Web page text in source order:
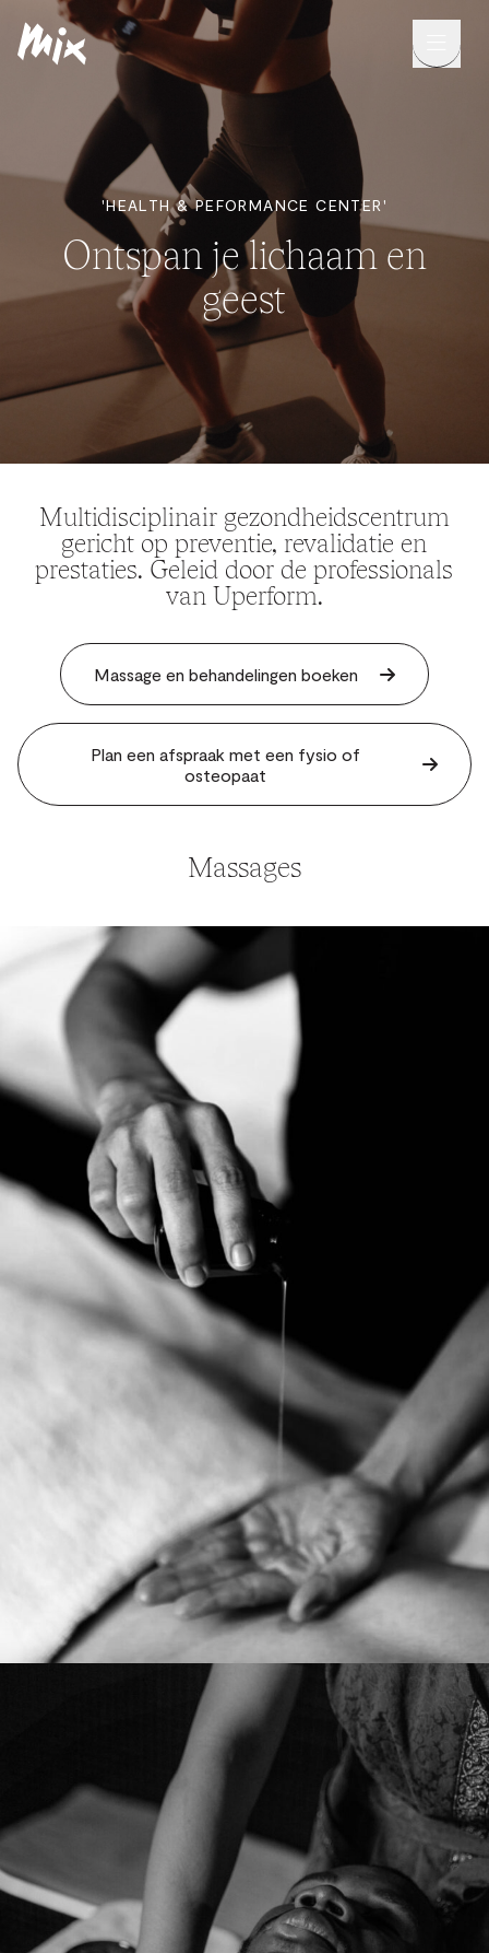
'HEALTH & PEFORMANCE CENTER'
Ontspan je lichaam en
geest
Multidisciplinair gezondheidscentrum
gericht op preventie, revalidatie en
prestaties. Geleid door de professionals
van Uperform.
Massage en behandelingen boeken
Plan een afspraak met een fysio of
osteopaat
Massages